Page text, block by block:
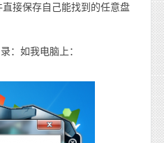
接保存自己能找到的任意盘
：如我电脑上：